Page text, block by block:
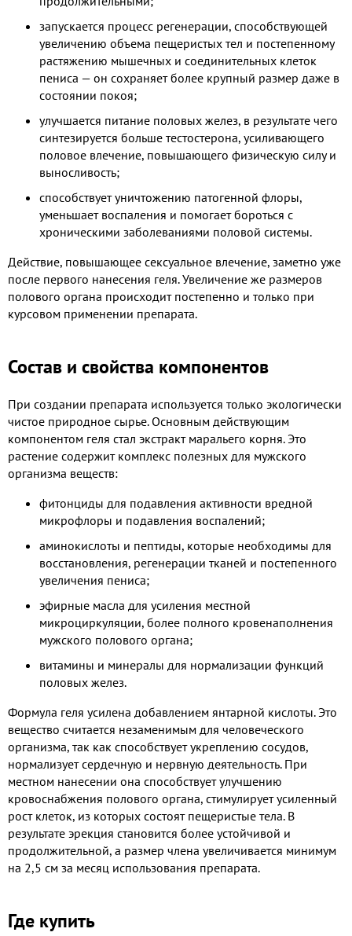
запускается процесс регенерации, способствующей
увеличению объема пещеристых тел и постепенному
растяжению мышечных и соединительных клеток
пениса — он сохраняет более крупный размер даже в
состоянии покоя;
улучшается питание половых желез, в результате чего
синтезируется больше тестостерона, усиливающего
половое влечение, повышающего физическую силу и
выносливость;
способствует уничтожению патогенной флоры,
уменьшает воспаления и помогает бороться с
хроническими заболеваниями половой системы.
Действие, повышающее сексуальное влечение, заметно уже
после первого нанесения геля. Увеличение же размеров
полового органа происходит постепенно и только при
курсовом применении препарата.
Состав и свойства компонентов
При создании препарата используется только экологически
чистое природное сырье. Основным действующим
компонентом геля стал экстракт маральего корня. Это
растение содержит комплекс полезных для мужского
организма веществ:
фитонциды для подавления активности вредной
микрофлоры и подавления воспалений;
аминокислоты и пептиды, которые необходимы для
восстановления, регенерации тканей и постепенного
увеличения пениса;
эфирные масла для усиления местной
микроциркуляции, более полного кровенаполнения
мужского полового органа;
витамины и минералы для нормализации функций
половых желез.
Формула геля усилена добавлением янтарной кислоты. Это
вещество считается незаменимым для человеческого
организма, так как способствует укреплению сосудов,
нормализует сердечную и нервную деятельность. При
местном нанесении она способствует улучшению
кровоснабжения полового органа, стимулирует усиленный
рост клеток, из которых состоят пещеристые тела. В
результате эрекция становится более устойчивой и
продолжительной, а размер члена увеличивается минимум
на 2,5 см за месяц использования препарата.
Где купить